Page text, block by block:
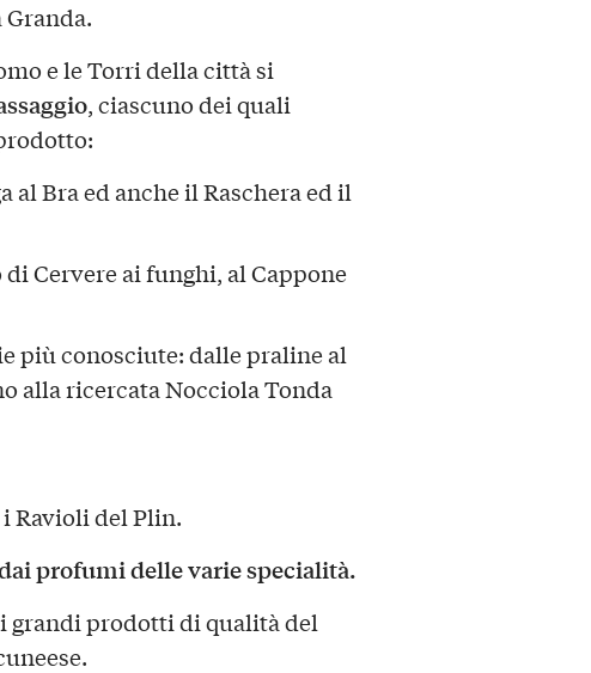
e le Torri della città si
, ciascuno dei quali
al Bra ed anche il Raschera ed il
Cervere ai funghi, al Cappone
più conosciute: dalle praline al
alla ricercata Nocciola Tonda
Ravioli del Plin.
profumi delle varie specialità.
grandi prodotti di qualità del